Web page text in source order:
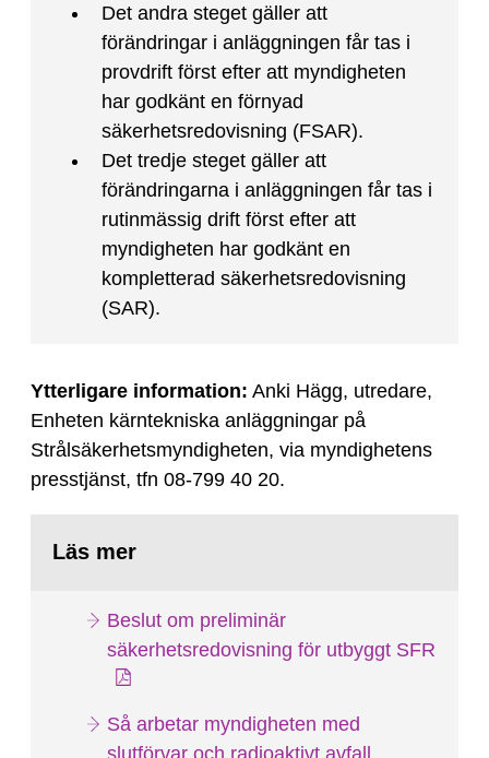
Det andra steget gäller att
förändringar i anläggningen får tas i
provdrift först efter att myndigheten
har godkänt en förnyad
säkerhetsredovisning (FSAR).
Det tredje steget gäller att
förändringarna i anläggningen får tas i
rutinmässig drift först efter att
myndigheten har godkänt en
kompletterad säkerhetsredovisning
(SAR).
Ytterligare information: Anki Hägg, utredare,
Enheten kärntekniska anläggningar på
Strålsäkerhetsmyndigheten, via myndighetens
presstjänst, tfn 08-799 40 20.
Läs mer
Beslut om preliminär
säkerhetsredovisning för utbyggt SFR
Så arbetar myndigheten med